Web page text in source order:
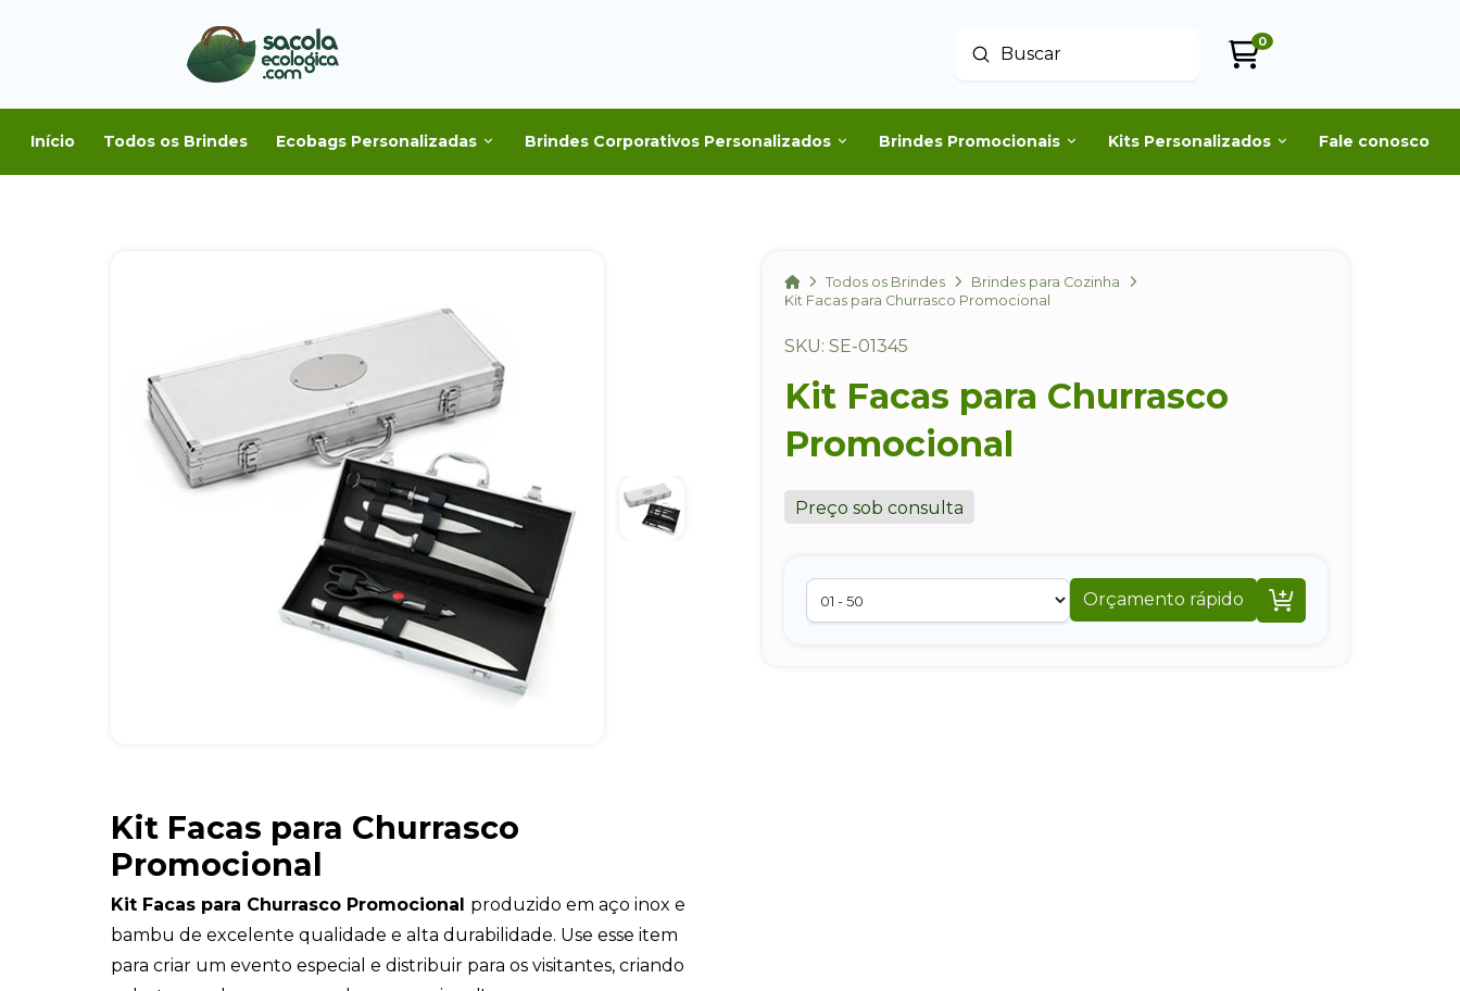
Buscar
Enviar
0
Início Todos os Brindes Ecobags Personalizadas Brindes Corporativos Personalizados Brindes Promocionais Kits Personalizados Fale conosco
HomeTodos os Brindes
Brindes para Cozinha
Kit Facas para Churrasco Promocional
SKU: SE-01345
Kit Facas para Churrasco
Promocional
Preço sob consulta
Orçamento rápido 
Kit Facas para Churrasco
Promocional
Kit Facas para Churrasco Promocional produzido em aço inox e
bambu de excelente qualidade e alta durabilidade. Use esse item
para criar um evento especial e distribuir para os visitantes, criando